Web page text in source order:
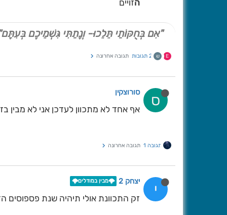
הזויים
"אִם בְּחֻקּוֹתַי תֵּלֵכוּ- וְנָתַתִּי גִּשְׁמֵיכֶם
E ש 2 תגובות תגובה אחרונה
ס סורוצקין
אף אחד לא מתכוון לעדכן אני לא מבין
תגובה 1 תגובה אחרונה
י יצחק 2 🌩️מבין במודלים🌩️
זק התכוונת אולי תיהיה שנת פספוסים